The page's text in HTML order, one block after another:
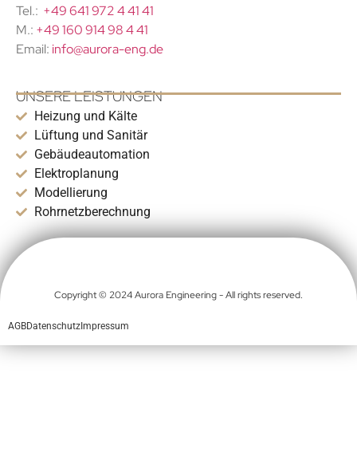
Tel.: +49 641 972 4 41 41
M.: +49 160 914 98 4 41
Email: info@aurora-eng.de
UNSERE LEISTUNGEN
Heizung und Kälte
Lüftung und Sanitär
Gebäudeautomation
Elektroplanung
Modellierung
Rohrnetzberechnung
Copyright © 2024 Aurora Engineering - All rights reserved.
AGBDatenschutz Impressum